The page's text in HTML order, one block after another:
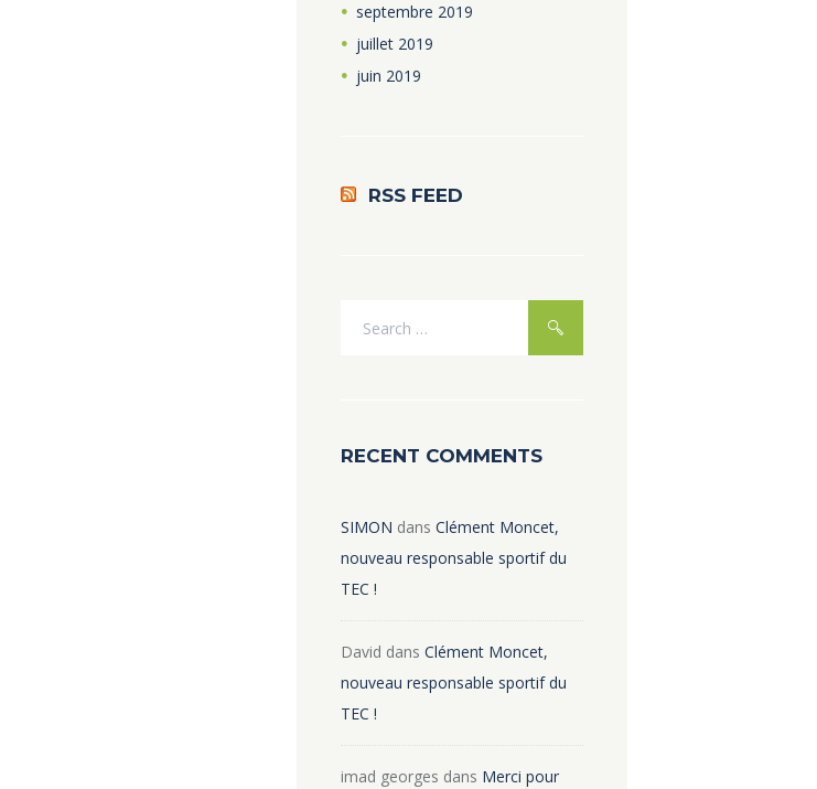
septembre 2019
juillet 2019
juin 2019
RSS FEED
RECENT COMMENTS
SIMON dans Clément Moncet,
nouveau responsable sportif du
TEC !
David dans Clément Moncet,
nouveau responsable sportif du
TEC !
imad georges dans Merci pour